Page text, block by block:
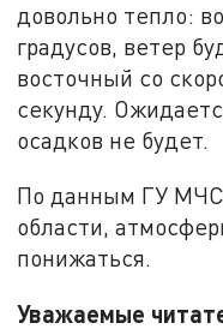
довольно тепло:
градусов, ветер
восточный со
секунду.
осадков не будет.
По данным ГУ
области,
понижаться.
Уважаемые